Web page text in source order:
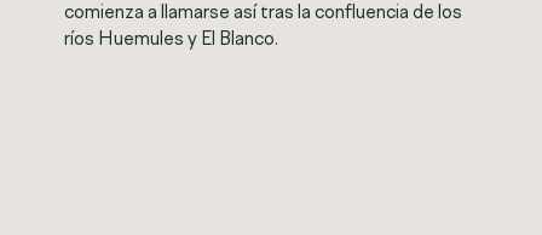
comienza a llamarse así tras la confluencia de los
ríos Huemules y El Blanco.